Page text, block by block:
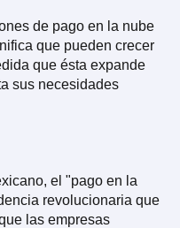
de pago en la nube
que pueden crecer
que ésta expande
sus necesidades
el "pago en la
revolucionaria que
las empresas